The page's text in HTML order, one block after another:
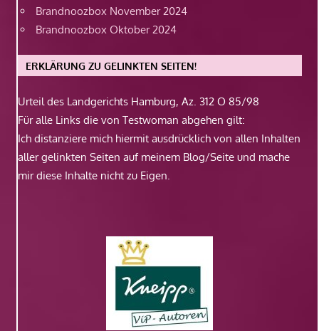
Brandnoozbox November 2024
Brandnoozbox Oktober 2024
ERKLÄRUNG ZU GELINKTEN SEITEN!
Urteil des Landgerichts Hamburg, Az. 312 O 85/98
Für alle Links die von Testwoman abgehen gilt:
Ich distanziere mich hiermit ausdrücklich von allen Inhalten
aller gelinkten Seiten auf meinem Blog/Seite und mache
mir diese Inhalte nicht zu Eigen.